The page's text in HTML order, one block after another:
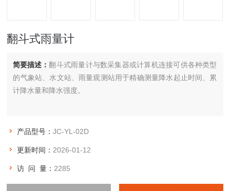
翻斗式雨量计
简要描述：翻斗式雨量计与数采集器或计算机连接可供各种类型
的气象站、水文站、雨量观测站用于精确测量降水起止时间、累
计降水量和降水强度。
产品型号：JC-YL-02D
更新时间： 2026-01-12
访 问 量： 2285